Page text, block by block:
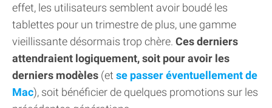
effet, les utilisateurs semblent avoir boudé les
tablettes pour un trimestre de plus, une gamme
vieillissante désormais trop chère. Ces derniers
attendraient logiquement, soit pour avoir les
derniers modèles (et se passer éventuellement de
Mac), soit bénéficier de quelques promotions sur les